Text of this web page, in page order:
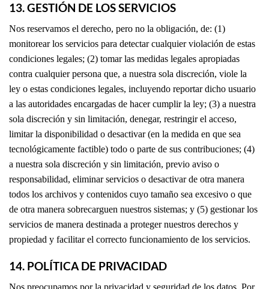
13. GESTIÓN DE LOS SERVICIOS
Nos reservamos el derecho, pero no la obligación, de: (1)
monitorear los servicios para detectar cualquier violación de estas
condiciones legales; (2) tomar las medidas legales apropiadas
contra cualquier persona que, a nuestra sola discreción, viole la
ley o estas condiciones legales, incluyendo reportar dicho usuario
a las autoridades encargadas de hacer cumplir la ley; (3) a nuestra
sola discreción y sin limitación, denegar, restringir el acceso,
limitar la disponibilidad o desactivar (en la medida en que sea
tecnológicamente factible) todo o parte de sus contribuciones; (4)
a nuestra sola discreción y sin limitación, previo aviso o
responsabilidad, eliminar servicios o desactivar de otra manera
todos los archivos y contenidos cuyo tamaño sea excesivo o que
de otra manera sobrecarguen nuestros sistemas; y (5) gestionar los
servicios de manera destinada a proteger nuestros derechos y
propiedad y facilitar el correcto funcionamiento de los servicios.
14. POLÍTICA DE PRIVACIDAD
Nos preocupamos por la privacidad y seguridad de los datos. Por